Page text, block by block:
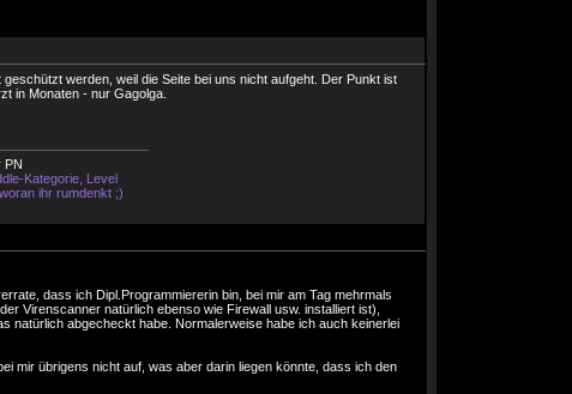
werden, weil die Seite bei uns nicht aufgeht. Der Punkt ist
in Monaten - nur Gagolga.
PN
Kategorie, Level
ihr rumdenkt ;)
dass ich Dipl.Programmiererin bin, bei mir am Tag mehrmals
Virenscanner natürlich ebenso wie Firewall usw. installiert ist),
natürlich abgecheckt habe. Normalerweise habe ich auch keinerlei
mir übrigens nicht auf, was aber darin liegen könnte, dass ich den